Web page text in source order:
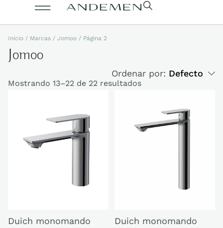
Inicio / Marcas / Jomoo / Página 2
Jomoo
Ordenar por: Defecto
Duich monomando
Duich monomando
Mostrando 13–22 de 22 resultados